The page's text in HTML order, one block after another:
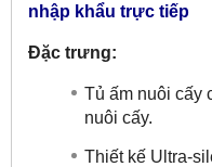
nhập khẩu trực tiếp
Đặc trưng:
Tủ ấm nuôi cấy
nuôi cấy.
Thiết kế Ultra-